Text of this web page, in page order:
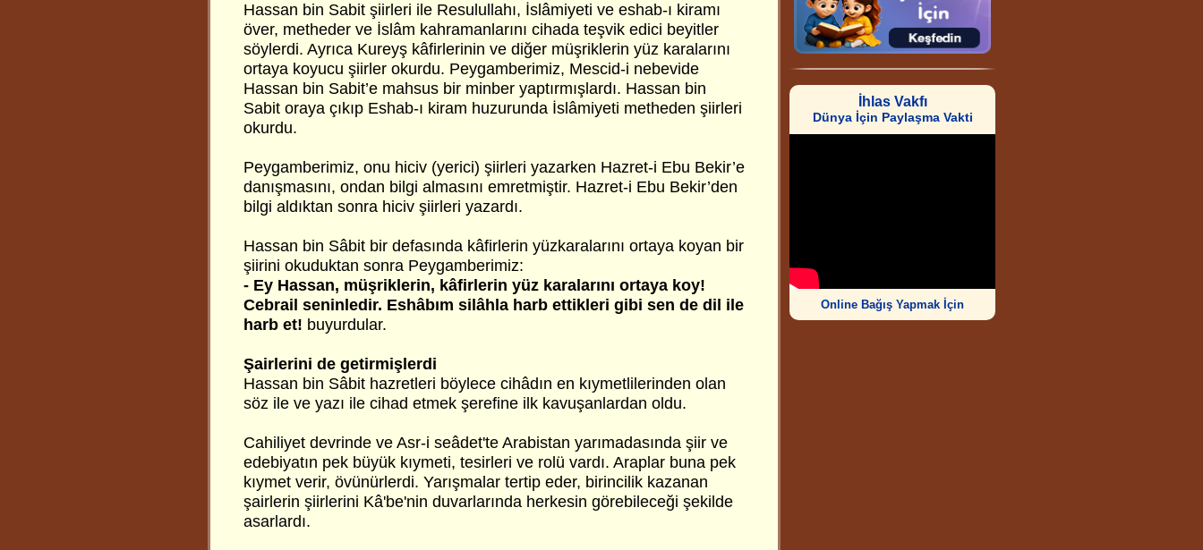
Hassan bin Sabit şiirleri ile Resulullahı, İslâmiyeti ve eshab-ı kiramı
över, metheder ve İslâm kahramanlarını cihada teşvik edici beyitler
söylerdi. Ayrıca Kureyş kâfirlerinin ve diğer müşriklerin yüz karalarını
ortaya koyucu şiirler okurdu. Peygamberimiz, Mescid-i nebevide
Hassan bin Sabit’e mahsus bir minber yaptırmışlardı. Hassan bin
Sabit oraya çıkıp Eshab-ı kiram huzurunda İslâmiyeti metheden şiirleri
okurdu.
Peygamberimiz, onu hiciv (yerici) şiirleri yazarken Hazret-i Ebu Bekir’e
danışmasını, ondan bilgi almasını emretmiştir. Hazret-i Ebu Bekir’den
bilgi aldıktan sonra hiciv şiirleri yazardı.
Hassan bin Sâbit bir defasında kâfirlerin yüzkaralarını ortaya koyan bir
şiirini okuduktan sonra Peygamberimiz:
- Ey Hassan, müşriklerin, kâfirlerin yüz karalarını ortaya koy!
Cebrail seninledir. Eshâbım silâhla harb ettikleri gibi sen de dil ile
harb et! buyurdular.
Şairlerini de getirmişlerdi
Hassan bin Sâbit hazretleri böylece cihâdın en kıymetlilerinden olan
söz ile ve yazı ile cihad etmek şerefine ilk kavuşanlardan oldu.
Cahiliyet devrinde ve Asr-i seâdet'te Arabistan yarımadasında şiir ve
edebiyatın pek büyük kıymeti, tesirleri ve rolü vardı. Araplar buna pek
kıymet verir, övünürlerdi. Yarışmalar tertip eder, birincilik kazanan
şairlerin şiirlerini Kâ'be'nin duvarlarında herkesin görebileceği şekilde
asarlardı.
İhlas Vakfı
Dünya İçin Paylaşma Vakti
Online Bağış Yapmak İçin